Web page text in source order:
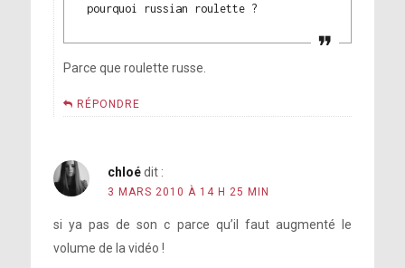
pourquoi russian roulette ?
Parce que roulette russe.
RÉPONDRE
chloé dit :
3 MARS 2010 À 14 H 25 MIN
si ya pas de son c parce qu’il faut augmenté le
volume de la vidéo !